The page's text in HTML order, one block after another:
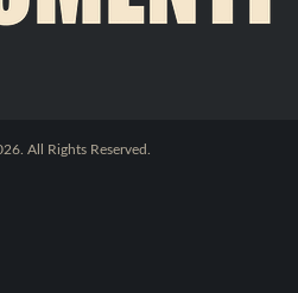
All Rights Reserved.